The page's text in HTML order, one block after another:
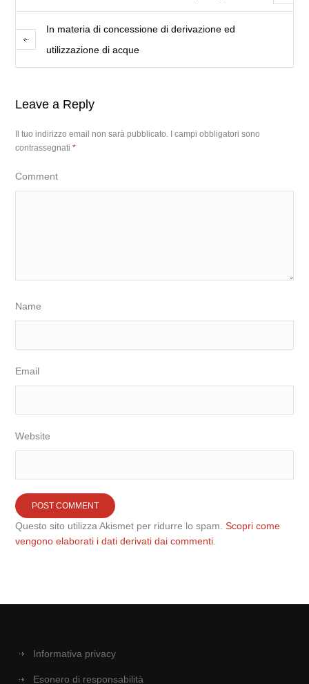
In materia di concessione di derivazione ed
utilizzazione di acque
Leave a Reply
Il tuo indirizzo email non sarà pubblicato.
I campi obbligatori sono
contrassegnati*
Comment
Name
Email
Website
Questo sito utilizza Akismet per ridurre lo spam.Scopri come
vengono elaborati i dati derivati dai commenti
Informativa privacy
Esonero di responsabilità